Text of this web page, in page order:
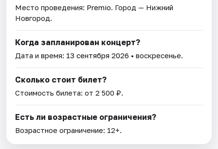
Место проведения: Premio. Город — Нижний
Новгород.
Когда запланирован концерт?
Дата и время: 13 сентября 2026 • воскресенье.
Сколько стоит билет?
Стоимость билета: от 2 500 ₽.
Есть ли возрастные ограничения?
Возрастное ограничение: 12+.